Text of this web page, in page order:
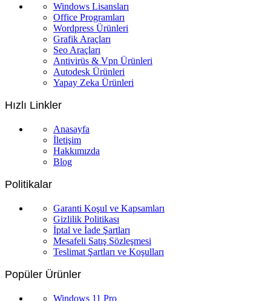
Windows Lisansları
Office Programları
Wordpress Ürünleri
Grafik Araçları
Seo Araçları
Antivirüs & Vpn Ürünleri
Autodesk Ürünleri
Yapay Zeka Ürünleri
Hızlı Linkler
Anasayfa
İletişim
Hakkımızda
Blog
Politikalar
Garanti Koşul ve Kapsamları
Gizlilik Politikası
İptal ve İade Şartları
Mesafeli Satış Sözleşmesi
Teslimat Şartları ve Koşulları
Popüler Ürünler
Windows 11 Pro